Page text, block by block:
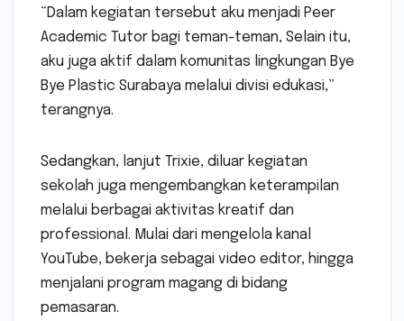
“Dalam kegiatan tersebut aku menjadi Peer
Academic Tutor bagi teman-teman, Selain itu,
aku juga aktif dalam komunitas lingkungan Bye
Bye Plastic Surabaya melalui divisi edukasi,”
terangnya.
Sedangkan, lanjut Trixie, diluar kegiatan
sekolah juga mengembangkan keterampilan
melalui berbagai aktivitas kreatif dan
professional. Mulai dari mengelola kanal
YouTube, bekerja sebagai video editor, hingga
menjalani program magang di bidang
pemasaran.